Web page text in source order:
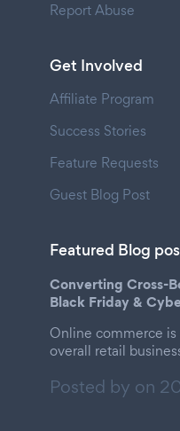
Report Abuse
Get Involved
Affiliate Program
Success Stories
Feature Requests
Guest Blog Post
Featured Blog
Converting Cross-
Black Friday &
Online commerce
overall retail
Posted by on